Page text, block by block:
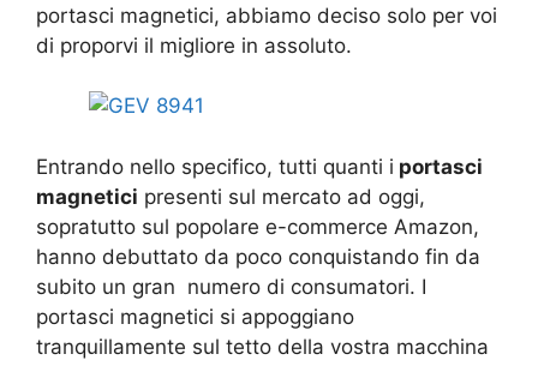
portasci magnetici, abbiamo deciso solo per voi
di proporvi il migliore in assoluto.
Entrando nello specifico, tutti quanti i portasci
magnetici presenti sul mercato ad oggi,
sopratutto sul popolare e-commerce Amazon,
hanno debuttato da poco conquistando fin da
subito un gran numero di consumatori. I
portasci magnetici si appoggiano
tranquillamente sul tetto della vostra macchina